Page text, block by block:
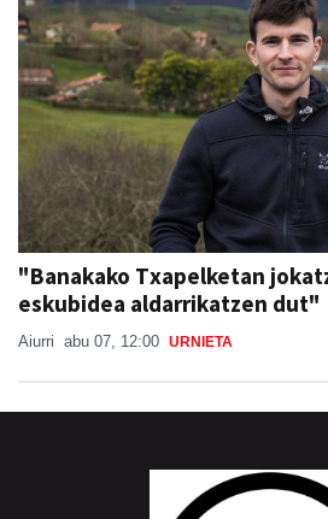
"Banakako Txapelketan
eskubidea aldarrikatzen dut"
Aiurri abu 07, 12:00 URNIETA